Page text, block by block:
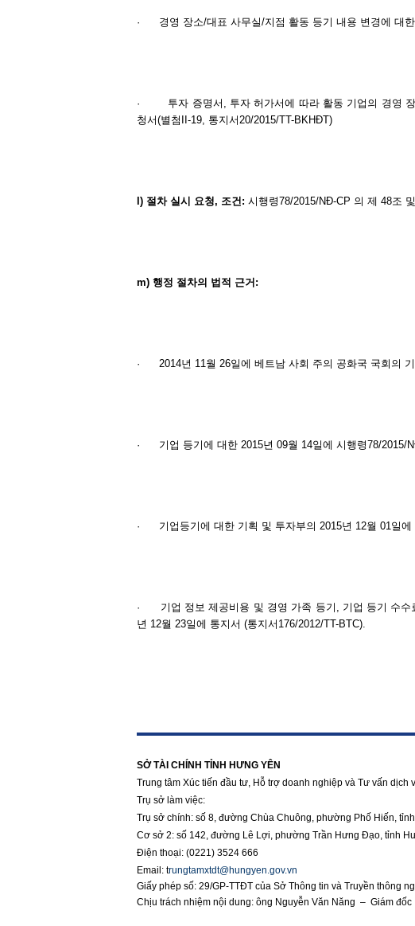
· 경영 장소/대표 사무실/지점 활동 등기 내용 변경에 대
· 투자 증명서, 투자 허가서에 따라 활동 기업의 경영
청서(별첨II-19, 통지서20/2015/TT-BKHĐT)
l) 절차 실시 요청, 조건: 시행령78/2015/NĐ-CP 의 제 48조
m) 행정 절차의 법적 근거 :
· 2014년 11월 26일에 베트남 사회 주의 공화국 국회의
· 기업 등기에 대한 2015년 09월 14일에 시행령78/2015/
· 기업등기에 대한 기획 및 투자부의 2015년 12월 01일
· 기업 정보 제공비용 및 경영 가족 등기, 기업 등기 수
년 12월 23일에 통지서 (통지서176/2012/TT-BTC).
SỞ TÀI CHÍNH TỈNH HƯNG YÊN
Trung tâm Xúc tiến đầu tư, Hỗ trợ doanh nghiệp và Tư vấn dịch
Trụ sở làm việc:
Trụ sở chính: số 8, đường Chùa Chuông, phường Phố Hiến,
Cơ sở 2: số 142, đường Lê Lợi, phường Trần Hưng Đạo, tỉnh
Điện thoại: (0221) 3524 666
Email: trungtamxtdt@hungyen.gov.vn
Giấy phép số: 29/GP-TTĐT của Sở Thông tin và Truyền thông
Chịu trách nhiệm nội dung: ông Nguyễn Văn Năng – Giám đốc